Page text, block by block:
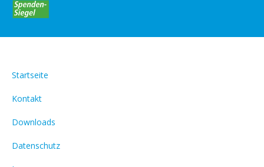
Startseite
Kontakt
Downloads
Datenschutz